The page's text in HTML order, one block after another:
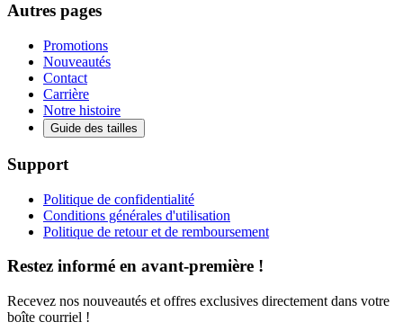
Autres pages
Promotions
Nouveautés
Contact
Carrière
Notre histoire
Guide des tailles
Support
Politique de confidentialité
Conditions générales d'utilisation
Politique de retour et de remboursement
Restez informé en avant-première !
Recevez nos nouveautés et offres exclusives directement dans votre
boîte courriel !